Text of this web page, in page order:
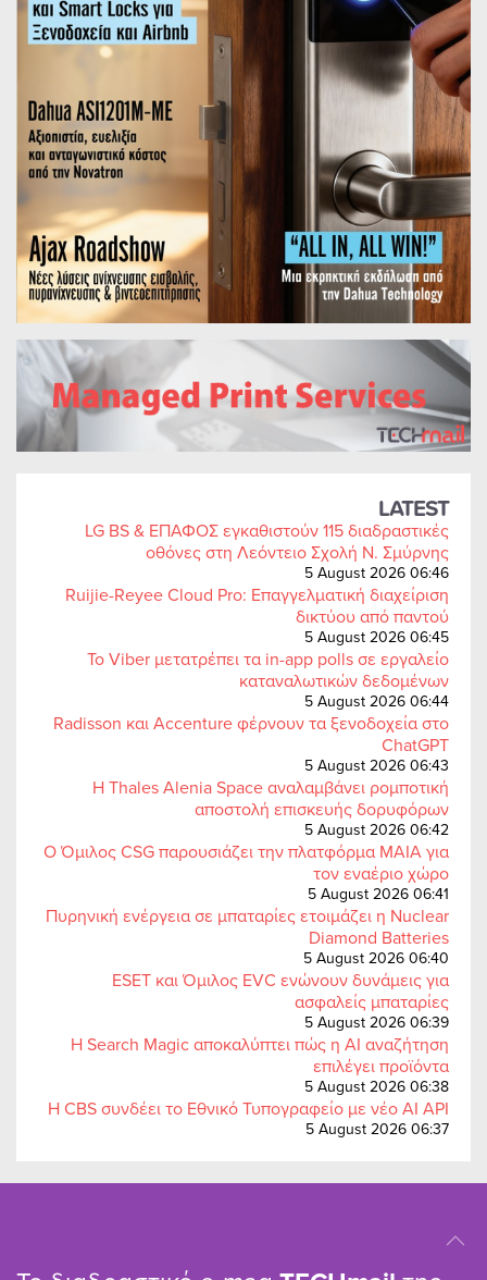
LATEST
LG BS & ΕΠΑΦΟΣ εγκαθιστούν 115 διαδραστικές
οθόνες στη Λεόντειο Σχολή Ν. Σμύρνης
5 August 2026 06:46
Ruijie-Reyee Cloud Pro: Επαγγελματική διαχείριση
δικτύου από παντού
5 August 2026 06:45
Το Viber μετατρέπει τα in-app polls σε εργαλείο
καταναλωτικών δεδομένων
5 August 2026 06:44
Radisson και Accenture φέρνουν τα ξενοδοχεία στο
ChatGPT
5 August 2026 06:43
Η Thales Alenia Space αναλαμβάνει ρομποτική
αποστολή επισκευής δορυφόρων
5 August 2026 06:42
Ο Όμιλος CSG παρουσιάζει την πλατφόρμα MAIA για
τον εναέριο χώρο
5 August 2026 06:41
Πυρηνική ενέργεια σε μπαταρίες ετοιμάζει η Nuclear
Diamond Batteries
5 August 2026 06:40
ESET και Όμιλος EVC ενώνουν δυνάμεις για
ασφαλείς μπαταρίες
5 August 2026 06:39
Η Search Magic αποκαλύπτει πώς η AI αναζήτηση
επιλέγει προϊόντα
5 August 2026 06:38
Η CBS συνδέει το Εθνικό Τυπογραφείο με νέο AI API
5 August 2026 06:37